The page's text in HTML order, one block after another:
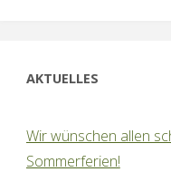
AKTUELLES
Wir wünschen allen
Sommerferien!